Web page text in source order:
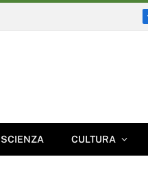
SCIENZA CULTURA